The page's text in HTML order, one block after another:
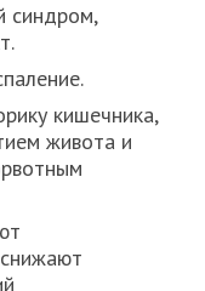
синдром,
кишечника,
живота и